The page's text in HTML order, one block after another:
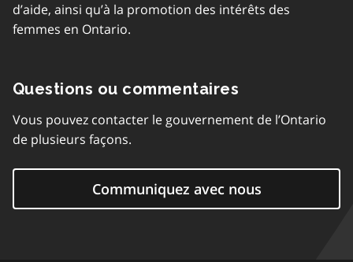
d’aide, ainsi qu’à la promotion des intérêts des
femmes en Ontario.
Questions ou commentaires
Vous pouvez contacter le gouvernement de l’Ontario
de plusieurs façons.
Communiquez avec nous